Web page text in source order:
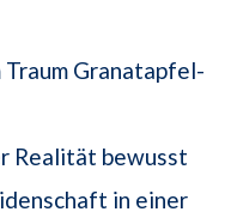
Traum Granatapfel-
Realität bewusst
in einer